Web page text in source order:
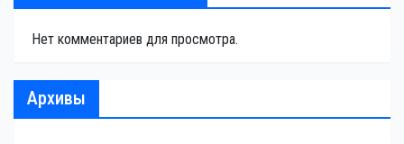
Нет комментариев для просмотра.
Архивы